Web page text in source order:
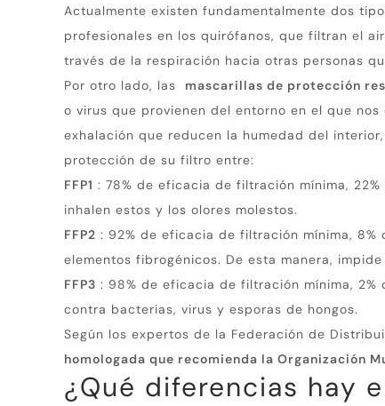
Actualmente existen fundamentalmente dos
profesionales en los quirófanos, que filtran el
través de la respiración hacia otras personas
Por otro lado, las mascarillas de protección
o virus que provienen del entorno en el que nos
exhalación que reducen la humedad del
protección de su filtro entre:
FFP1 : 78% de eficacia de filtración mínima,
inhalen estos y los olores molestos.
FFP2 : 92% de eficacia de filtración mínima, 8%
elementos fibrogénicos. De esta manera,
FFP3 : 98% de eficacia de filtración mínima, 2%
contra bacterias, virus y esporas de hongos.
Según los expertos de la Federación de
homologada que recomienda la Organización
¿Qué diferencias hay